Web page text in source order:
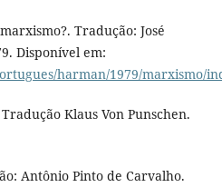
Tradução: José
Disponível em:
harman/1979/marxismo/
Klaus Von Punschen.
Antônio Pinto de Carvalho.